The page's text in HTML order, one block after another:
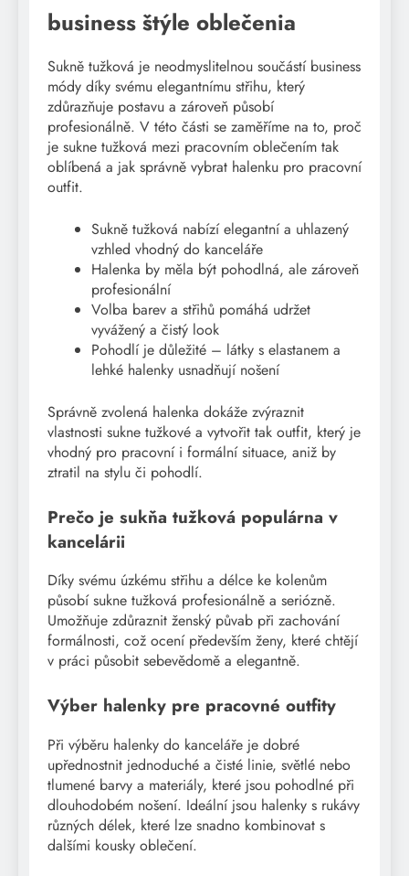
business štýle oblečenia
Sukně tužková je neodmyslitelnou součástí business
módy díky svému elegantnímu střihu, který
zdůrazňuje postavu a zároveň působí
profesionálně. V této části se zaměříme na to, proč
je sukne tužková mezi pracovním oblečením tak
oblíbená a jak správně vybrat halenku pro pracovní
outfit.
Sukně tužková nabízí elegantní a uhlazený
vzhled vhodný do kanceláře
Halenka by měla být pohodlná, ale zároveň
profesionální
Volba barev a střihů pomáhá udržet
vyvážený a čistý look
Pohodlí je důležité – látky s elastanem a
lehké halenky usnadňují nošení
Správně zvolená halenka dokáže zvýraznit
vlastnosti sukne tužkové a vytvořit tak outfit, který je
vhodný pro pracovní i formální situace, aniž by
ztratil na stylu či pohodlí.
Prečo je sukňa tužková populárna v
kancelárii
Díky svému úzkému střihu a délce ke kolenům
působí sukne tužková profesionálně a seriózně.
Umožňuje zdůraznit ženský půvab při zachování
formálnosti, což ocení především ženy, které chtějí
v práci působit sebevědomě a elegantně.
Výber halenky pre pracovné outfity
Při výběru halenky do kanceláře je dobré
upřednostnit jednoduché a čisté linie, světlé nebo
tlumené barvy a materiály, které jsou pohodlné při
dlouhodobém nošení. Ideální jsou halenky s rukávy
různých délek, které lze snadno kombinovat s
dalšími kousky oblečení.